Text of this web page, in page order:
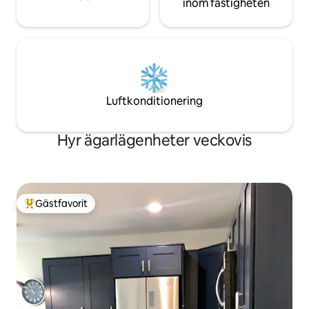
inom fastigheten
Luftkonditionering
Hyr ägarlägenheter veckovis
Populär gästfavorit
Gästfavorit